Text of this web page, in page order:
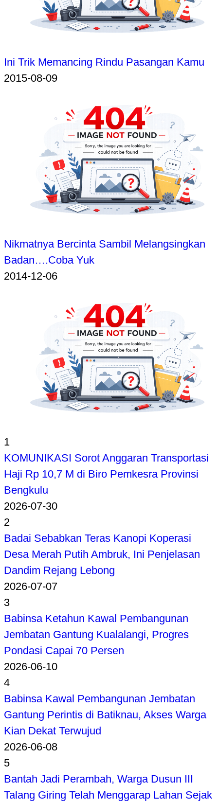
Ini Trik Memancing Rindu Pasangan Kamu
2015-08-09
Nikmatnya Bercinta Sambil Melangsingkan
Badan….Coba Yuk
2014-12-06
1
KOMUNIKASI Sorot Anggaran Transportasi
Haji Rp 10,7 M di Biro Pemkesra Provinsi
Bengkulu
2026-07-30
2
Badai Sebabkan Teras Kanopi Koperasi
Desa Merah Putih Ambruk, Ini Penjelasan
Dandim Rejang Lebong
2026-07-07
3
Babinsa Ketahun Kawal Pembangunan
Jembatan Gantung Kualalangi, Progres
Pondasi Capai 70 Persen
2026-06-10
4
Babinsa Kawal Pembangunan Jembatan
Gantung Perintis di Batiknau, Akses Warga
Kian Dekat Terwujud
2026-06-08
5
Bantah Jadi Perambah, Warga Dusun III
Talang Giring Telah Menggarap Lahan Sejak